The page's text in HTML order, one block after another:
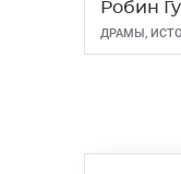
Робин
ДРАМЫ,
МЕЛОДРАМЫ